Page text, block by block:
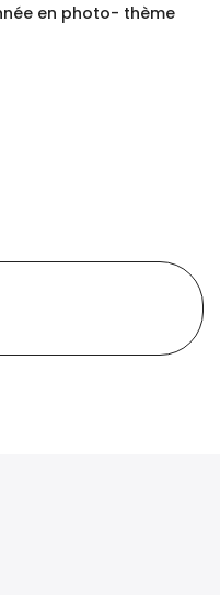
en photo- thème